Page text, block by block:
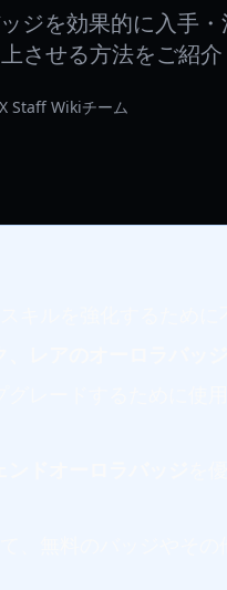
ジを効果的に入手
させる方法をご紹
Staff Wikiチーム